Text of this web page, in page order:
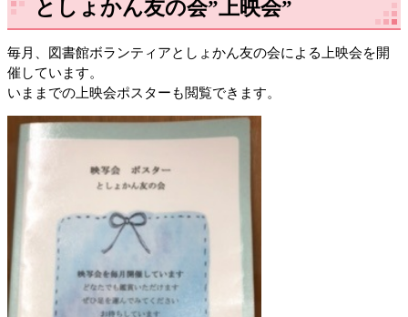
としょかん友の会”上映会”
毎月、図書館ボランティアとしょかん友の会による上映会を開
催しています。
いままでの上映会ポスターも閲覧できます。